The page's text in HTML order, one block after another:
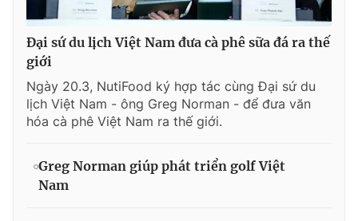
Đại sứ du lịch Việt Nam đưa cà phê sữa đá ra thế
giới
Ngày 20.3, NutiFood ký hợp tác cùng Đại sứ du
lịch Việt Nam - ông Greg Norman - để đưa văn
hóa cà phê Việt Nam ra thế giới.
Greg Norman giúp phát triển golf Việt
Nam